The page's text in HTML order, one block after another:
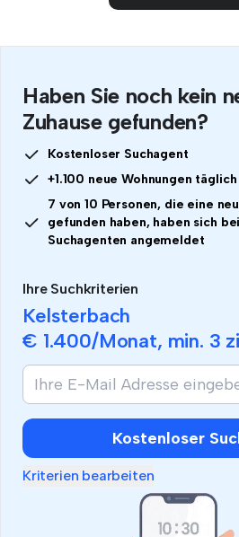
Haben Sie noch kein
Zuhause gefunden?
Kostenloser Suchagent
+1.100 neue Wohnungen täglich
7 von 10 Personen, die eine
gefunden haben, haben sich
Suchagenten angemeldet
Ihre Suchkriterien
Kelsterbach
€ 1.400/Monat, min. 3
Kostenloser
Kriterien bearbeiten